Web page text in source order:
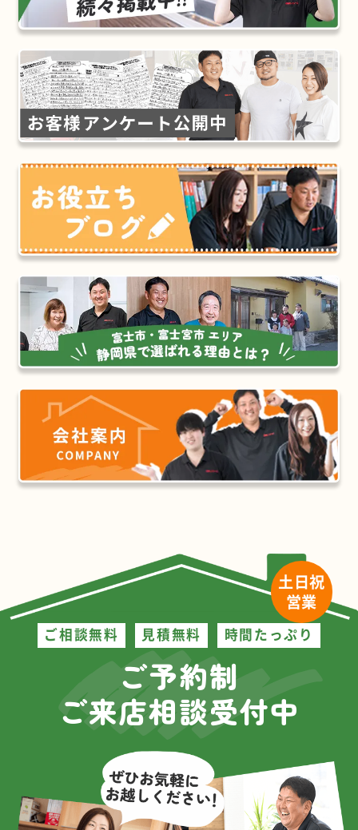
ご相談無料 見積無料 時間たっぷり
ご予約制
ご来店相談受付中
土日祝
営業